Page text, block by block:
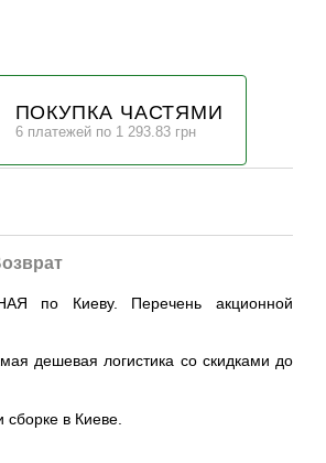
ПОКУПКА ЧАСТЯМИ
6 платежей по 1 293.83 грн
по Киеву. Перечень акционной
дешевая логистика со скидками до
в Киеве.